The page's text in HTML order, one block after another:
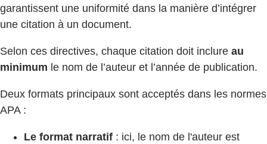
garantissent une uniformité dans la manière d’intégrer
une citation à un document.
Selon ces directives, chaque citation doit inclure au
minimum le nom de l’auteur et l’année de publication.
Deux formats principaux sont acceptés dans les normes
APA :
Le format narratif : ici, le nom de l'auteur est